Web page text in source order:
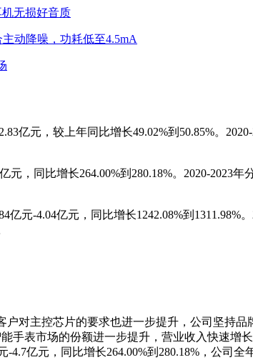
无损好音质
动降噪，功耗低至4.5mA
亿元，较上年同比增长49.02%到50.85%。
，同比增长264.00%到280.18%。2020-2023
元-4.04亿元，同比增长1242.08%到1311.98%
对主控芯片的要求也进一步提升，公司坚持品
手表市场的份额进一步提升，营业收入快速增
4.7亿元，同比增长264.00%到280.18%，公司